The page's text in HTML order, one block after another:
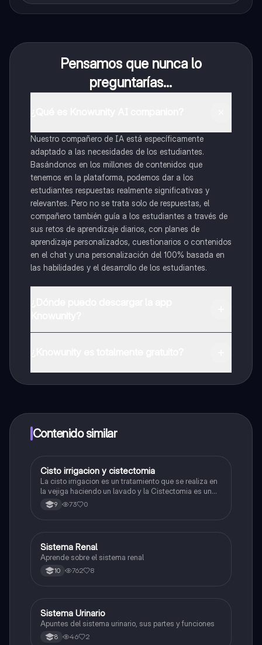
Pensamos que nunca lo
preguntarías...
Nuestro compañero de IA está específicamente
adaptado a las necesidades de los estudiantes.
Basándonos en los millones de contenidos que
tenemos en la plataforma, podemos dar a los
estudiantes respuestas realmente significativas y
relevantes. Pero no se trata solo de respuestas, el
compañero también guía a los estudiantes a través de
sus retos de aprendizaje diarios, con planes de
aprendizaje personalizados, cuestionarios o contenidos
en el chat y una personalización del 100% basada en
las habilidades y el desarrollo de los estudiantes.
a determinadas funciones.
Contenido similar
Biologia
Cisto irrigacion y cistectomia
La cisto irrigacion es un tratamiento que se realiza en
la vejiga haciendo un lavado y la Cistectomia es un
procedimiento
9 73 0
Biologia
Sistema Renal
Aprende sobre el sistema renal
10 762 8
Biologia
Sistema Urinario
Apuntes del sistema urinario, sus partes y funciones
8 46 2